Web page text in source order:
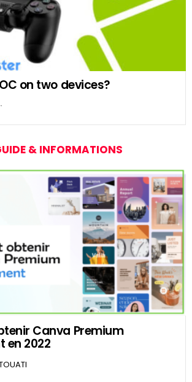
on two devices?
& INFORMATIONS
Canva Premium
en 2022